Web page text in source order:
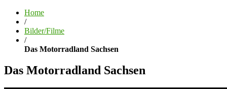
Home
/
Bilder/Filme
/
Das Motorradland Sachsen
Das Motorradland Sachsen